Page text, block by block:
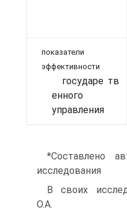
показатели
эффективности
государе тв
енного
управления
*Составлено
исследования
В своих
О.А.